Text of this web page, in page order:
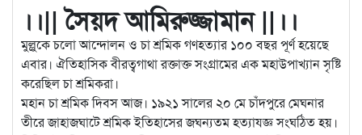
।।|| সৈয়দ আমিরুজ্জামান ||।।
মুল্লুকে চলো আন্দোলন ও চা শ্রমিক গণহত্যার ১০০ বছর পূর্ণ হয়েছে
এবার। ঐতিহাসিক বীরত্বগাথা রক্তাক্ত সংগ্রামের এক মহাউপাখ্যান সৃষ্টি
করেছিল চা শ্রমিকরা।
মহান চা শ্রমিক দিবস আজ। ১৯২১ সালের ২০ মেচাঁদপুরে মেঘনার
তীরে জাহাজঘাটে শ্রমিক ইতিহাসের জঘন্যতম হত্যাযজ্ঞ সংঘঠিত হয়।